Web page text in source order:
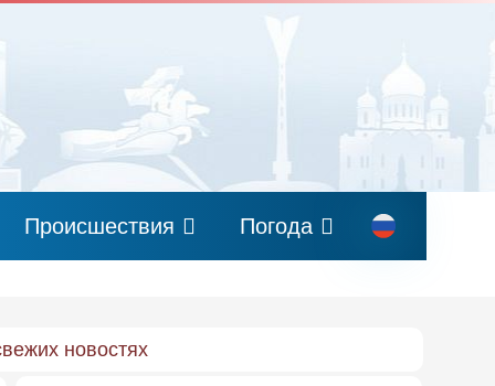
Происшествия Погода
новостях